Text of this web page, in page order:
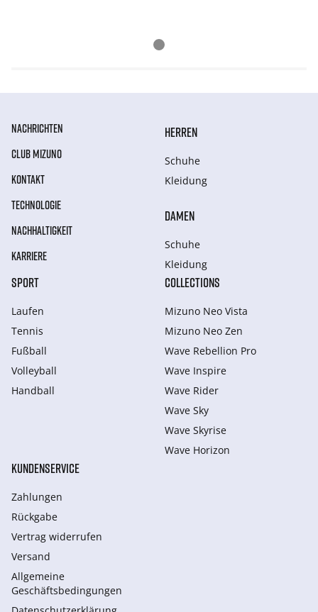
NACHRICHTEN
CLUB MIZUNO
KONTAKT
TECHNOLOGIE
NACHHALTIGKEIT
KARRIERE
HERREN
Schuhe
Kleidung
DAMEN
Schuhe
Kleidung
SPORT
Laufen
Tennis
Fußball
Volleyball
Handball
COLLECTIONS
Mizuno Neo Vista
Mizuno Neo Zen
Wave Rebellion Pro
Wave Inspire
Wave Rider
Wave Sky
Wave Skyrise
Wave Horizon
KUNDENSERVICE
Zahlungen
Rückgabe
Vertrag widerrufen
Versand
Allgemeine
Geschäftsbedingungen